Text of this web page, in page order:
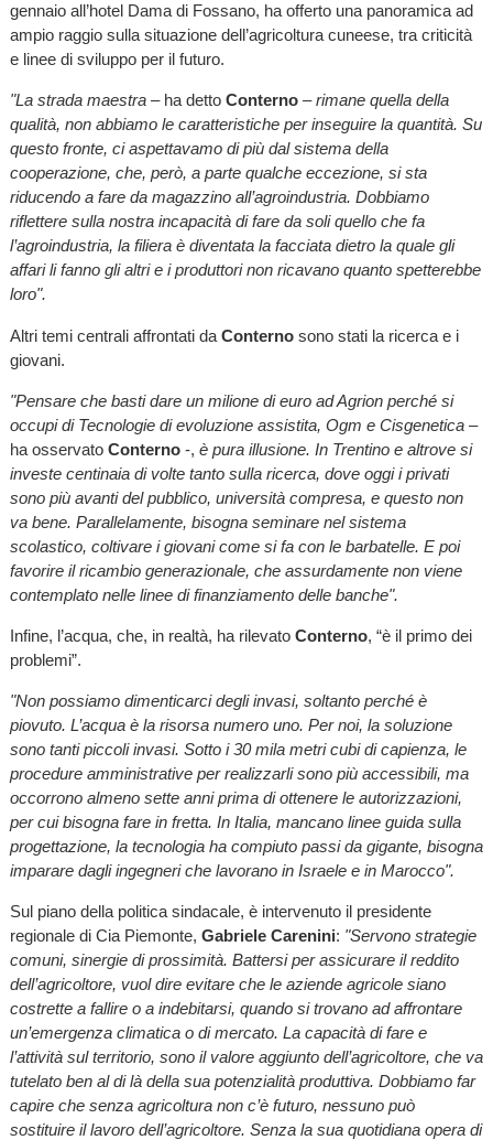
gennaio all’hotel Dama di Fossano, ha offerto una panoramica ad
ampio raggio sulla situazione dell’agricoltura cuneese, tra criticità
e linee di sviluppo per il futuro.
"La strada maestra– ha detto Conterno–rimane quella della
qualità, non abbiamo le caratteristiche per inseguire la quantità. Su
questo fronte, ci aspettavamo di più dal sistema della
cooperazione, che, però, a parte qualche eccezione, si sta
riducendo a fare da magazzino all’agroindustria. Dobbiamo
riflettere sulla nostra incapacità di fare da soli quello che fa
l’agroindustria, la filiera è diventata la facciata dietro la quale gli
affari li fanno gli altri e i produttori non ricavano quanto spetterebbe
loro".
Altri temi centrali affrontati da Conternosono stati la ricerca e i
giovani.
"Pensare che basti dare un milione di euro ad Agrion perché si
occupi di Tecnologie di evoluzione assistita, Ogm e Cisgenetica–
ha osservato Conterno-, è pura illusione. In Trentino e altrove si
investe centinaia di volte tanto sulla ricerca, dove oggi i privati
sono più avanti del pubblico, università compresa, e questo non
va bene. Parallelamente, bisogna seminare nel sistema
scolastico, coltivare i giovani come si fa con le barbatelle. E poi
favorire il ricambio generazionale, che assurdamente non viene
contemplato nelle linee di finanziamento delle banche".
Infine, l’acqua, che, in realtà, ha rilevato Conterno, “è il primo dei
problemi”.
"Non possiamo dimenticarci degli invasi, soltanto perché è
piovuto. L’acqua è la risorsa numero uno. Per noi, la soluzione
sono tanti piccoli invasi. Sotto i 30 mila metri cubi di capienza, le
procedure amministrative per realizzarli sono più accessibili, ma
occorrono almeno sette anni prima di ottenere le autorizzazioni,
per cui bisogna fare in fretta. In Italia, mancano linee guida sulla
progettazione, la tecnologia ha compiuto passi da gigante, bisogna
imparare dagli ingegneri che lavorano in Israele e in Marocco".
Sul piano della politica sindacale, è intervenuto il presidente
regionale di Cia Piemonte, Gabriele Carenini: "Servono strategie
comuni, sinergie di prossimità. Battersi per assicurare il reddito
dell’agricoltore, vuol dire evitare che le aziende agricole siano
costrette a fallire o a indebitarsi, quando si trovano ad affrontare
un’emergenza climatica o di mercato. La capacità di fare e
l’attività sul territorio, sono il valore aggiunto dell’agricoltore, che va
tutelato ben al di là della sua potenzialità produttiva. Dobbiamo far
capire che senza agricoltura non c’è futuro, nessuno può
sostituire il lavoro dell’agricoltore. Senza la sua quotidiana opera di